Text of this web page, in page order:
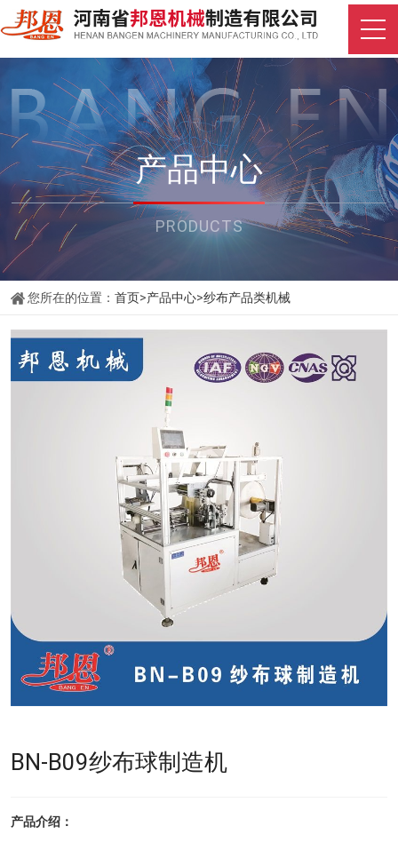
产品中心
PRODUCTS
您所在的位置： 首页>产品中心>纱布产品类机械
BN-B09纱布球制造机
产品介绍：